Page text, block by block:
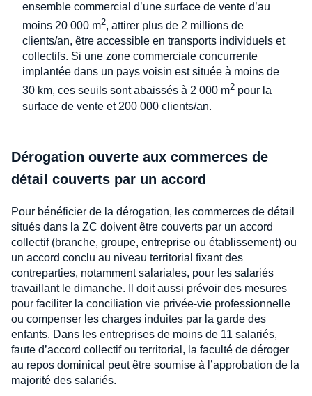
ensemble commercial d’une surface de vente d’au
moins 20 000 m2, attirer plus de 2 millions de
clients/an, être accessible en transports individuels et
collectifs. Si une zone commerciale concurrente
implantée dans un pays voisin est située à moins de
30 km, ces seuils sont abaissés à 2 000 m2 pour la
surface de vente et 200 000 clients/an.
Dérogation ouverte aux commerces de
détail couverts par un accord
Pour bénéficier de la dérogation, les commerces de détail
situés dans la ZC doivent être couverts par un accord
collectif (branche, groupe, entreprise ou établissement) ou
un accord conclu au niveau territorial fixant des
contreparties, notamment salariales, pour les salariés
travaillant le dimanche. Il doit aussi prévoir des mesures
pour faciliter la conciliation vie privée-vie professionnelle
ou compenser les charges induites par la garde des
enfants. Dans les entreprises de moins de 11 salariés,
faute d’accord collectif ou territorial, la faculté de déroger
au repos dominical peut être soumise à l’approbation de la
majorité des salariés.